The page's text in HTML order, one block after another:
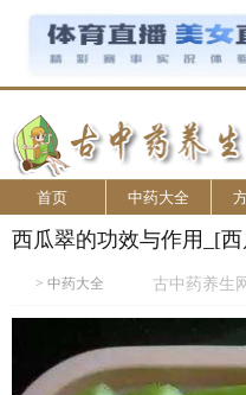
首页 中药大全
西瓜翠的功效与作用_[
> 中药大全 古中药养生